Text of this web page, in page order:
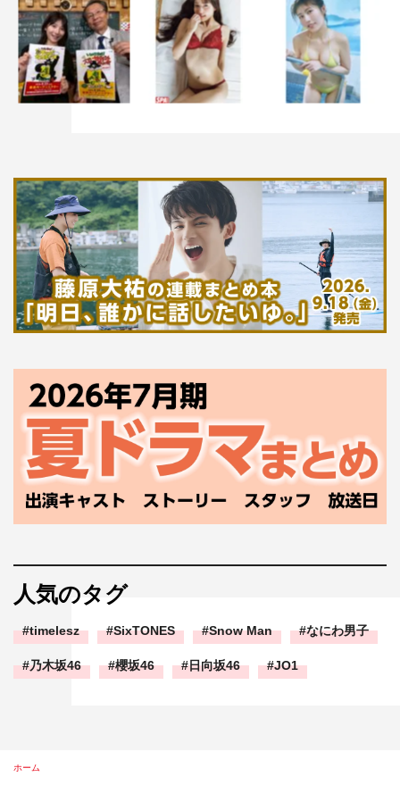
人気のタグ
timelesz SixTONES Snow Man なにわ男子
乃木坂46 櫻坂46 日向坂46 JO1
ホーム